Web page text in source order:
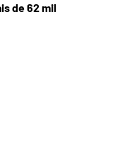
de 62 mil